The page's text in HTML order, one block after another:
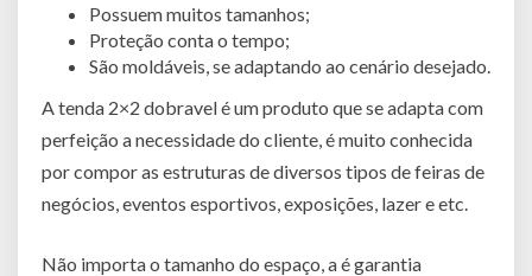
Possuem muitos tamanhos;
Proteção conta o tempo;
São moldáveis, se adaptando ao cenário desejado.
A tenda 2×2 dobravel é um produto que se adapta com
perfeição a necessidade do cliente, é muito conhecida
por compor as estruturas de diversos tipos de feiras de
negócios, eventos esportivos, exposições, lazer e etc.
Não importa o tamanho do espaço, a é garantia